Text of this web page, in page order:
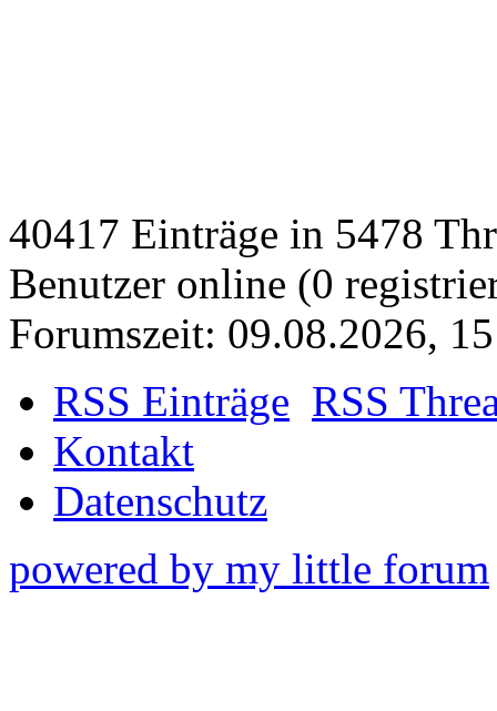
40417 Einträge in 5478
Benutzer online (0
Forumszeit: 09.08.2026,
RSS Einträge RSS
Kontakt
Datenschutz
powered by my little forum